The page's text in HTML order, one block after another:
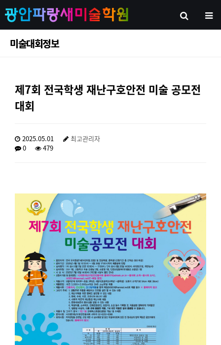
미술대회정보
제7회 전국학생 재난구호안전 미술 공모전
대회
2025.05.01
최고관리자
0
479